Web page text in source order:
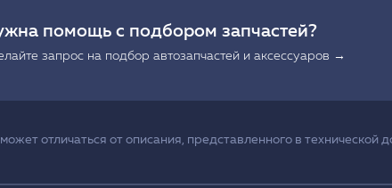
помощь с подбором запчастей?
запрос на подбор автозапчастей и аксессуаров →
отличаться от описания, представленного в технической